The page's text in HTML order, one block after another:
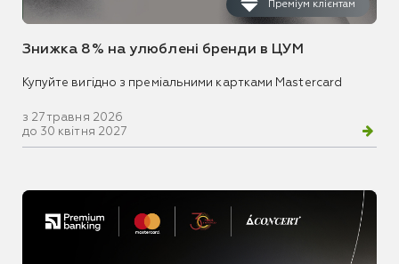
Преміум клієнтам
Знижка 8% на улюблені бренди в ЦУМ
Купуйте вигідно з преміальними картками Mastercard
з 27 травня 2026
до 30 квітня 2027